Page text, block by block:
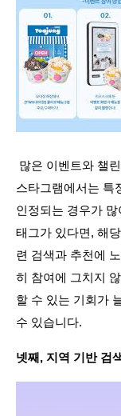
스타그램에서는 특
인정되는 경우가
태그가 있다면, 해
련 검색과 추천에
히 참여에 그치지
할 수 있는 기회가
수 있습니다.
넷째, 지역 기반 검